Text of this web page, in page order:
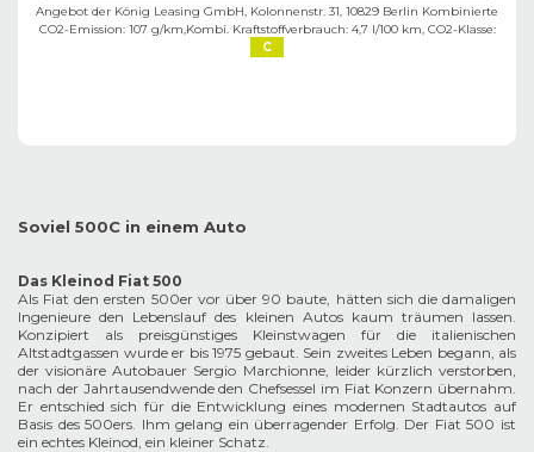
Angebot der König Leasing GmbH, Kolonnenstr. 31, 10829 Berlin ​ Kombinierte
CO2-Emission: 107 g/km,Kombi. Kraftstoffverbrauch: 4,7 l/100 km, CO2-Klasse:
C
Soviel 500C in einem Auto
Das Kleinod Fiat 500
Als Fiat den ersten 500er vor über 90 baute, hätten sich die damaligen
Ingenieure den Lebenslauf des kleinen Autos kaum träumen lassen.
Konzipiert als preisgünstiges Kleinstwagen für die italienischen
Altstadtgassen wurde er bis 1975 gebaut. Sein zweites Leben begann, als
der visionäre Autobauer Sergio Marchionne, leider kürzlich verstorben,
nach der Jahrtausendwende den Chefsessel im Fiat Konzern übernahm.
Er entschied sich für die Entwicklung eines modernen Stadtautos auf
Basis des 500ers. Ihm gelang ein überragender Erfolg. Der Fiat 500 ist
ein echtes Kleinod, ein kleiner Schatz.